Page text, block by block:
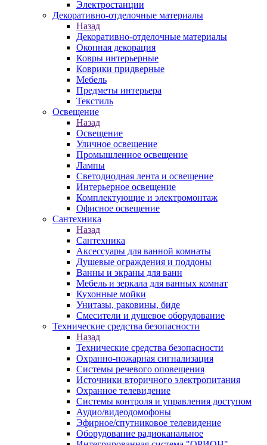
Электростанции
Декоративно-отделочные материалы
Назад
Декоративно-отделочные материалы
Оконная декорация
Ковры интерьерные
Коврики придверные
Мебель
Предметы интерьера
Текстиль
Освещение
Назад
Освещение
Уличное освещение
Промышленное освещение
Лампы
Светодиодная лента и освещение
Интерьерное освещение
Комплектующие и электромонтаж
Офисное освещение
Сантехника
Назад
Сантехника
Аксессуары для ванной комнаты
Душевые ограждения и поддоны
Ванны и экраны для ванн
Мебель и зеркала для ванных комнат
Кухонные мойки
Унитазы, раковины, биде
Смесители и душевое оборудование
Технические средства безопасности
Назад
Технические средства безопасности
Охранно-пожарная сигнализация
Системы речевого оповещения
Источники вторичного электропитания
Охранное телевидение
Системы контроля и управления доступом
Аудио/видеодомофоны
Эфирное/спутниковое телевидение
Оборудование радиоканальное